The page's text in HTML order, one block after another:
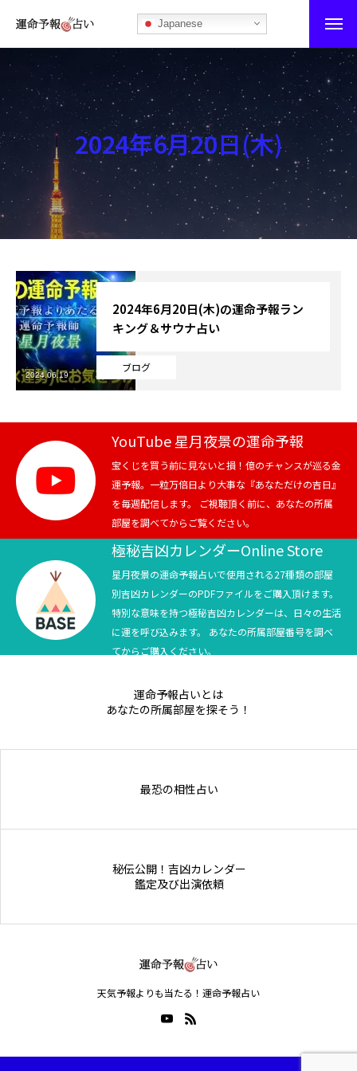
Japanese
運命予報占い
運命予報占いとは
あなたの所属部屋を探そう！
最恐の相性占い
秘伝公開！吉凶カレンダー
記事カテゴリー
ブログ
お知らせ
芸能界
テニス
スポーツ
競馬
テニス四大大会・五輪
テニス四大大会・五輪
2024年6月20日(木)
ブログ
2024年6月20日(木)の運命予報ラン
キング＆サウナ占い
2024.06.19
YouTube 星月夜景の運命予報
宝くじを買う前に見ないと損！億のチャンスが巡る金
運予報。一粒万倍日より大事な『あなただけの吉日』
を毎週配信します。 ご視聴頂く前に、あなたの所属
部屋を調べてからご覧ください。
極秘吉凶カレンダーOnline Store
星月夜景の運命予報占いで使用される27種類の部屋
別吉凶カレンダーのPDFファイルをご購入頂けます。
特別な意味を持つ極秘吉凶カレンダーは、日々の生活
に運を呼び込みます。 あなたの所属部屋番号を調べ
てからご購入ください。
運命予報占いとは
あなたの所属部屋を探そう！
最恐の相性占い
秘伝公開！吉凶カレンダー
鑑定及び出演依頼
天気予報よりも当たる！運命予報占い